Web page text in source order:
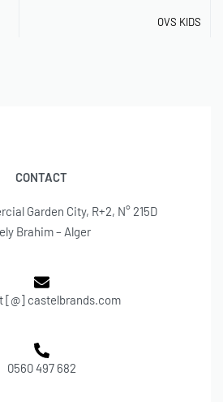
OVS KIDS
CONTACT
Garden City, R+2, N° 215D
Brahim – Alger
[@] castelbrands.com
0560 497 682